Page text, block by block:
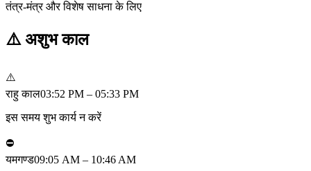
तंत्र-मंत्र और विशेष साधना के लिए
⚠️ अशुभ काल
⚠️
राहु काल03:52 PM – 05:33 PM
इस समय शुभ कार्य न करें
⛔
यमगण्ड09:05 AM – 10:46 AM